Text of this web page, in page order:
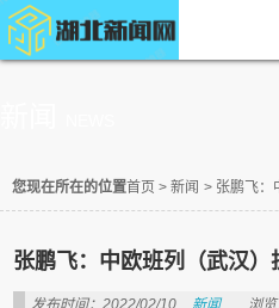
您现在所在的位置首页 > 新闻 > 张鹏飞：
张鹏飞：中欧班列（武汉）
发布时间：2022/02/10 新闻 浏